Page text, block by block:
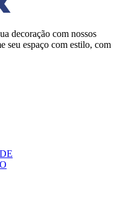
decoração com nossos
seu espaço com estilo, com